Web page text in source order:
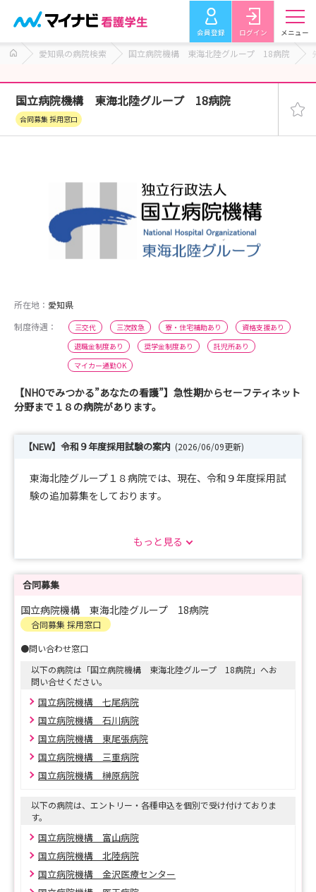
会員登録 ログイン メニュー
愛知県の病院検索 国立病院機構 東海北陸グループ 18病院
国立病院機構 東海北陸グループ 18病院
合同募集 採用窓口
所在地： 愛知県
制度待遇：
三交代 三次救急 寮・住宅補助あり
資格支援あり
退職金制度あり
奨学金制度あり
託児所あり
マイカー通勤OK
【NHOでみつかる”あなたの看護”】急性期からセーフティネット
分野まで１８の病院があります。
【NEW】令和９年度採用試験の案内 (2026/06/09更新)
東海北陸グループ１８病院では、現在、令和９年度採用試
験の追加募集をしております。
静岡医療センター ６月２０日（土）
医王病院 ７月 ４日（土）
をご確認ください。
もっと見る
合同募集
国立病院機構 東海北陸グループ 18病院
合同募集 採用窓口
●問い合わせ窓口
以下の病院は「国立病院機構 東海北陸グループ 18病院」へお
問い合せください。
国立病院機構 七尾病院
国立病院機構 石川病院
国立病院機構 東尾張病院
国立病院機構 三重病院
国立病院機構 榊原病院
以下の病院は、エントリー・各種申込を個別で受け付けておりま
す。
国立病院機構 富山病院
国立病院機構 北陸病院
国立病院機構 金沢医療センター